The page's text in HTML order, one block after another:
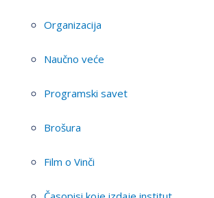
Organizacija
Naučno veće
Programski savet
Brošura
Film o Vinči